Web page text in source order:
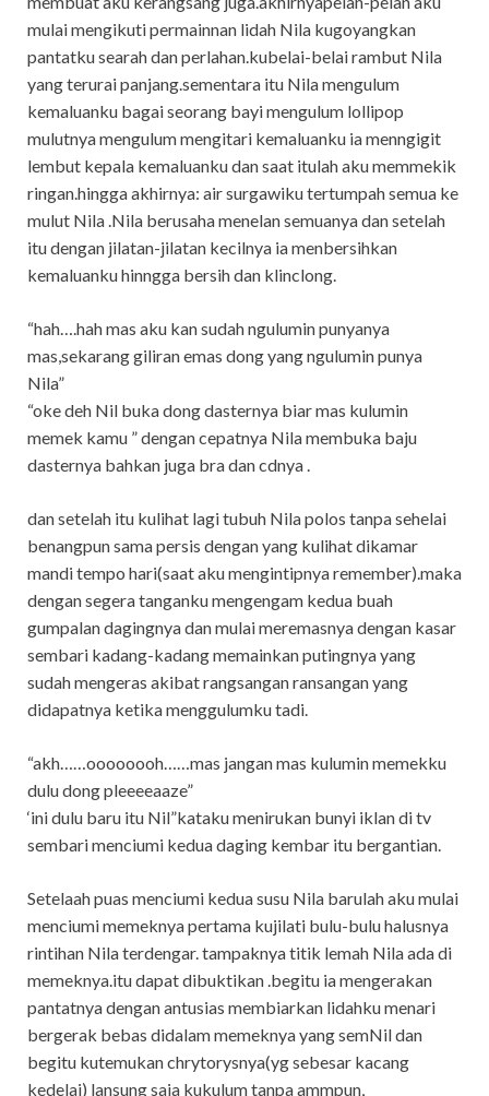
mulai mengikuti permainnan lidah Nila kugoyangkan
pantatku searah dan perlahan.kubelai-belai rambut Nila
yang terurai panjang.sementara itu Nila mengulum
kemaluanku bagai seorang bayi mengulum lollipop
mulutnya mengulum mengitari kemaluanku ia menngigit
lembut kepala kemaluanku dan saat itulah aku memmekik
ringan.hingga akhirnya: air surgawiku tertumpah semua ke
mulut Nila .Nila berusaha menelan semuanya dan setelah
itu dengan jilatan-jilatan kecilnya ia menbersihkan
kemaluanku hinngga bersih dan klinclong.
“hah….hah mas aku kan sudah ngulumin punyanya
mas,sekarang giliran emas dong yang ngulumin punya
Nila”
“oke deh Nil buka dong dasternya biar mas kulumin
memek kamu ” dengan cepatnya Nila membuka baju
dasternya bahkan juga bra dan cdnya .
dan setelah itu kulihat lagi tubuh Nila polos tanpa sehelai
benangpun sama persis dengan yang kulihat dikamar
mandi tempo hari(saat aku mengintipnya remember).maka
dengan segera tanganku mengengam kedua buah
gumpalan dagingnya dan mulai meremasnya dengan kasar
sembari kadang-kadang memainkan putingnya yang
sudah mengeras akibat rangsangan ransangan yang
didapatnya ketika menggulumku tadi.
“akh……oooooooh……mas jangan mas kulumin memekku
dulu dong pleeeeaaze”
‘ini dulu baru itu Nil”kataku menirukan bunyi iklan di tv
sembari menciumi kedua daging kembar itu bergantian.
Setelaah puas menciumi kedua susu Nila barulah aku mulai
menciumi memeknya pertama kujilati bulu-bulu halusnya
rintihan Nila terdengar. tampaknya titik lemah Nila ada di
memeknya.itu dapat dibuktikan .begitu ia mengerakan
pantatnya dengan antusias membiarkan lidahku menari
bergerak bebas didalam memeknya yang semNil dan
begitu kutemukan chrytorysnya(yg sebesar kacang
kedelai) lansung saja kukulum tanpa ammpun,